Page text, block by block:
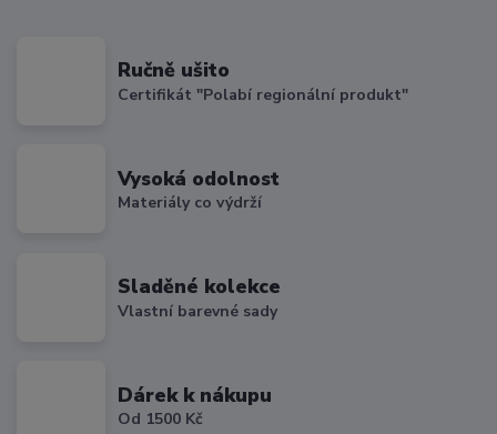
Ručně ušito
Certifikát "Polabí regionální produkt"
Vysoká odolnost
Materiály co výdrží
Sladěné kolekce
Vlastní barevné sady
Dárek k nákupu
Od 1500 Kč